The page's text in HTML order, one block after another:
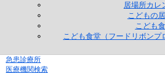
居場所カレ
こどもの
こども
こども食堂（フードリボンプ
急患診療所
医療機関検索